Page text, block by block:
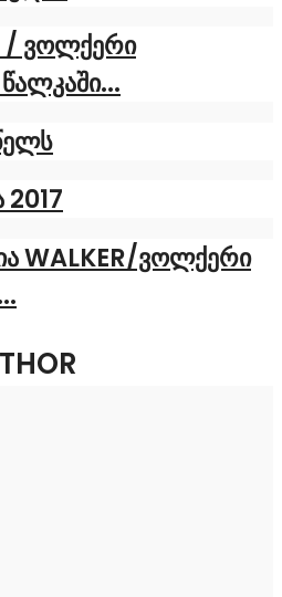
/ ვოლქერი
WALKER/ვოლქერი